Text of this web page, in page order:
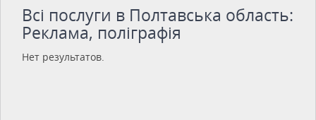
Всі послуги в Полтавська область:
Реклама, поліграфія
Нет результатов.